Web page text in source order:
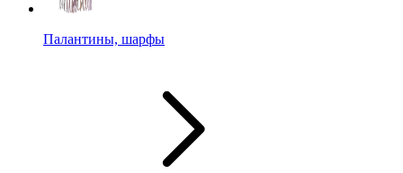
Палантины, шарфы